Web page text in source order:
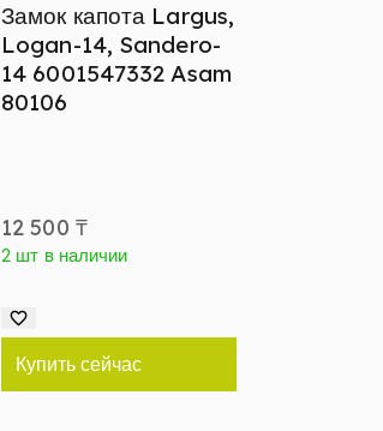
Замок капота Largus,
Logan-14, Sandero-
14 6001547332 Asam
80106
12 500 ₸
2 шт в наличии
Купить сейчас